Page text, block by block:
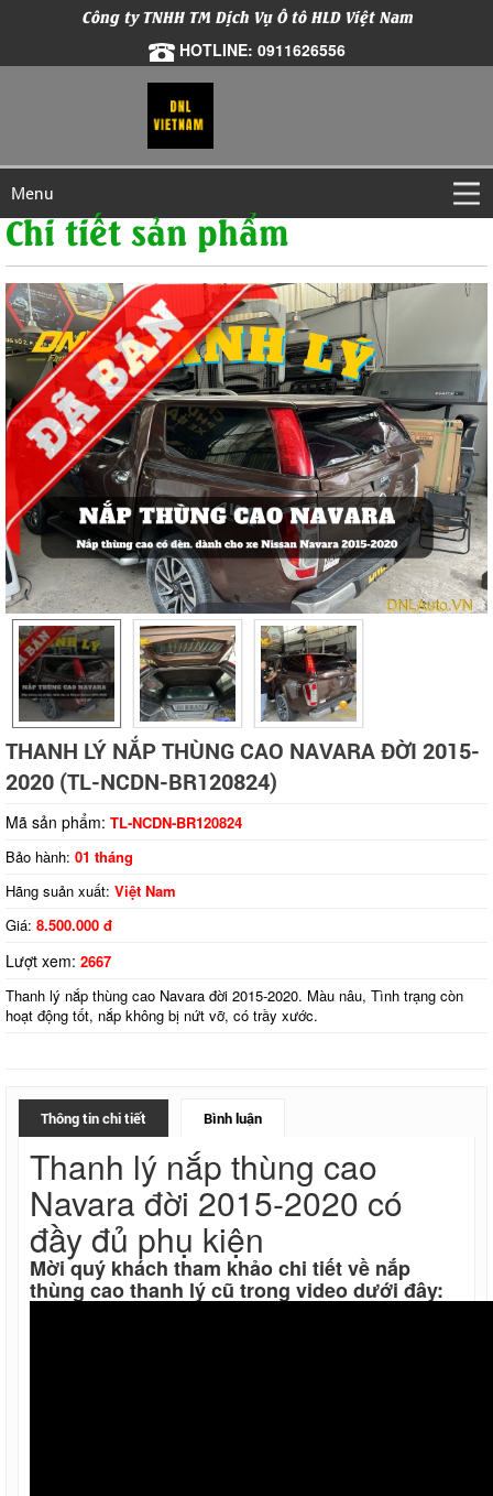
Công ty TNHH TM Dịch Vụ Ô tô HLD Việt Nam
HOTLINE: 0911626556
Menu
Chi tiết sản phẩm
Tap to expand
THANH LÝ NẮP THÙNG CAO NAVARA ĐỜI 2015-
2020 (TL-NCDN-BR120824)
Mã sản phẩm: TL-NCDN-BR120824
Bảo hành: 01 tháng
Hãng suản xuất: Việt Nam
Giá: 8.500.000 đ
Lượt xem: 2667
Thanh lý nắp thùng cao Navara đời 2015-2020. Màu nâu, Tình trạng còn
hoạt động tốt, nắp không bị nứt vỡ, có trầy xước.
Thông tin chi tiết Bình luận
Thanh lý nắp thùng cao
Navara đời 2015-2020 có
đầy đủ phụ kiện
Mời quý khách tham khảo chi tiết về nắp
thùng cao thanh lý cũ trong video dưới đây: